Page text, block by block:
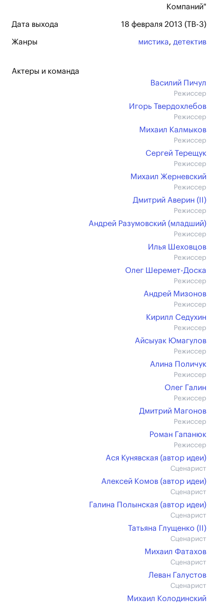
Компаний"
Дата выхода 18 февраля 2013 (ТВ-3)
Жанры мистика, детектив
Актеры и команда
Василий Пичул
Режиссер
Игорь Твердохлебов
Режиссер
Михаил Калмыков
Режиссер
Сергей Терещук
Режиссер
Михаил Жерневский
Режиссер
Дмитрий Аверин (II)
Режиссер
Андрей Разумовский (младший)
Режиссер
Илья Шеховцов
Режиссер
Олег Шеремет-Доска
Режиссер
Андрей Мизонов
Режиссер
Кирилл Седухин
Режиссер
Айсыуак Юмагулов
Режиссер
Алина Поличук
Режиссер
Олег Галин
Режиссер
Дмитрий Магонов
Режиссер
Роман Гапанюк
Режиссер
Ася Кунявская (автор идеи)
Сценарист
Алексей Комов (автор идеи)
Сценарист
Галина Полынская (автор идеи)
Сценарист
Татьяна Глущенко (II)
Сценарист
Михаил Фатахов
Сценарист
Леван Галустов
Сценарист
Михаил Колодинский